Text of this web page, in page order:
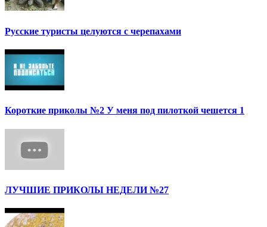
Русские туристы целуются с черепахами
Короткие приколы №2 У меня под пилоткой чешется 1
ЛУЧШИЕ ПРИКОЛЫ НЕДЕЛИ №27